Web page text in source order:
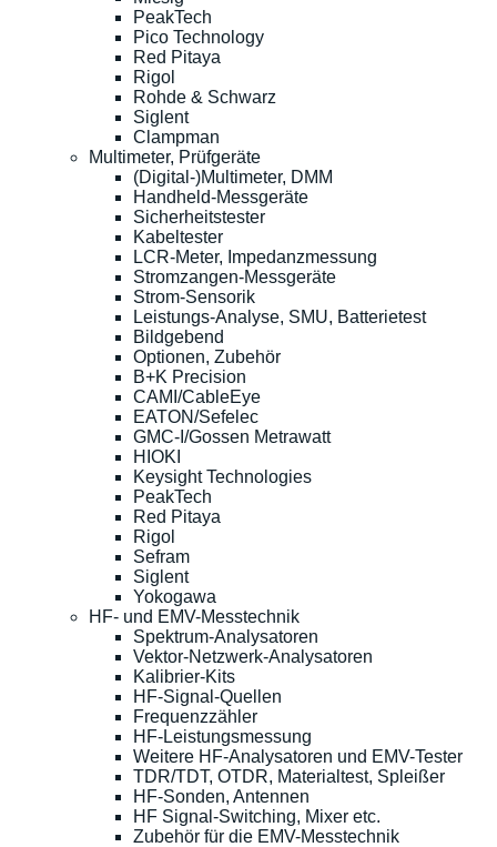
PeakTech
Pico Technology
Red Pitaya
Rigol
Rohde & Schwarz
Siglent
Clampman
Multimeter, Prüfgeräte
(Digital-)Multimeter, DMM
Handheld-Messgeräte
Sicherheitstester
Kabeltester
LCR-Meter, Impedanzmessung
Stromzangen-Messgeräte
Strom-Sensorik
Leistungs-Analyse, SMU, Batterietest
Bildgebend
Optionen, Zubehör
B+K Precision
CAMI/CableEye
EATON/Sefelec
GMC-I/Gossen Metrawatt
HIOKI
Keysight Technologies
PeakTech
Red Pitaya
Rigol
Sefram
Siglent
Yokogawa
HF- und EMV-Messtechnik
Spektrum-Analysatoren
Vektor-Netzwerk-Analysatoren
Kalibrier-Kits
HF-Signal-Quellen
Frequenzzähler
HF-Leistungsmessung
Weitere HF-Analysatoren und EMV-Tester
TDR/TDT, OTDR, Materialtest, Spleißer
HF-Sonden, Antennen
HF Signal-Switching, Mixer etc.
Zubehör für die EMV-Messtechnik